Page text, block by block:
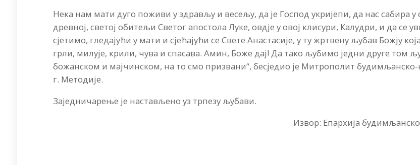
Нека нам мати дуго поживи у здрављу и весељу, да је Господ укријепи, да нас сабира у
древној, светој обитељи Светог апостола Луке, овдје у овој клисури, Калудри, и да се
сјетимо, гледајући у мати и сјећајући се Свете Анастасије, у ту жртвену љубав Божју
грли, милује, крили, чува и спасава. Амин, Боже дај! Да тако љубимо једни друге том
божанском и мајчинском, на то смо призвани“, бесједио је Митрополит
г. Методије.
Заједничарење је настављено уз трпезу љубави.
Извор: Епархија